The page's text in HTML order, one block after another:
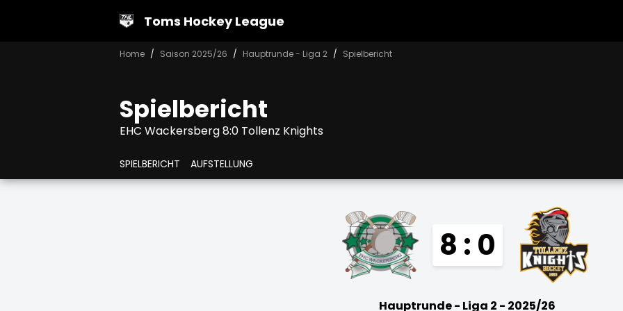
Toms Hockey League
Home Saison 2025/26 Hauptrunde - Liga 2 Spielbericht
Spielbericht
EHC Wackersberg 8:0 Tollenz Knights
SPIELBERICHT AUFSTELLUNG
8 : 0
Hauptrunde - Liga 2 - 2025/26